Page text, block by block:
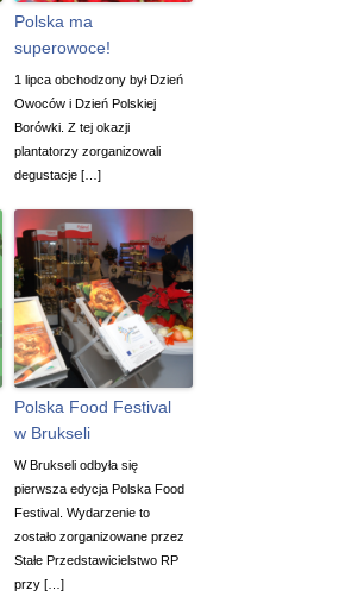
Polska ma
superowoce!
1 lipca obchodzony był Dzień
Owoców i Dzień Polskiej
Borówki. Z tej okazji
plantatorzy zorganizowali
degustacje […]
Polska Food Festival
w Brukseli
W Brukseli odbyła się
pierwsza edycja Polska Food
Festival. Wydarzenie to
zostało zorganizowane przez
Stałe Przedstawicielstwo RP
przy […]